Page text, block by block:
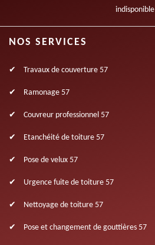
indisponible
NOS SERVICES
Travaux de couverture 57
Ramonage 57
Couvreur professionnel 57
Etanchéité de toiture 57
Pose de velux 57
Urgence fuite de toiture 57
Nettoyage de toiture 57
Pose et changement de gouttières 57